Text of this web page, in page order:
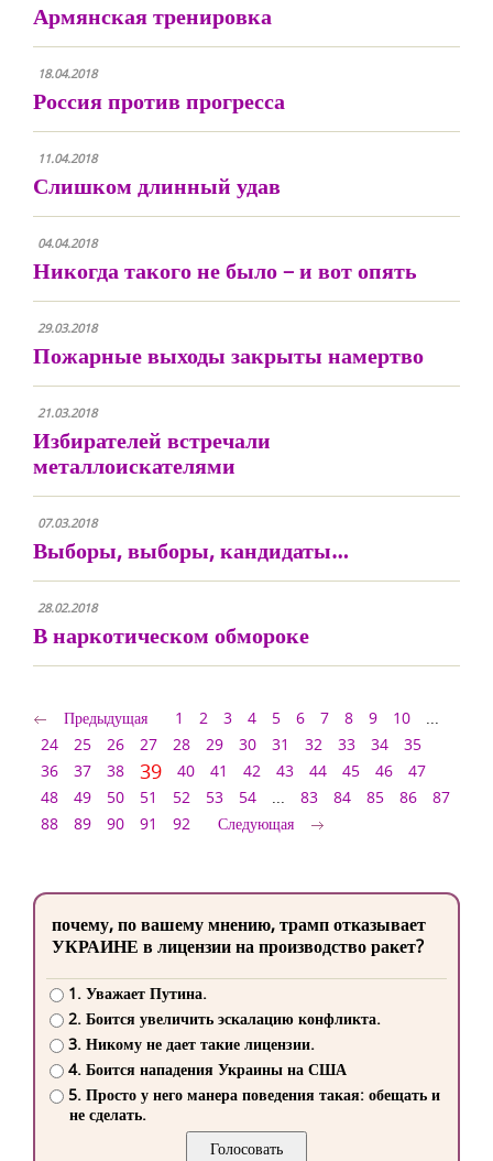
Армянская тренировка
18.04.2018
Россия против прогресса
11.04.2018
Слишком длинный удав
04.04.2018
Никогда такого не было – и вот опять
29.03.2018
Пожарные выходы закрыты намертво
21.03.2018
Избирателей встречали
металлоискателями
07.03.2018
Выборы, выборы, кандидаты…
28.02.2018
В наркотическом обмороке
Предыдущая 1 2 3 4 5 6 7 8 9 10
...
24
25 26 27 28 29 30 31 32 33 34
35
36
37 38 39 40 41 42 43 44 45 46
47
48
49 50 51 52 53 54 ... 83 84 85 86
87
88
89 90 91 92 Следующая
почему, по вашему мнению, трамп отказывает
УКРАИНЕ в лицензии на производство ракет?
1. Уважает Путина.
2. Боится увеличить эскалацию конфликта.
3. Никому не дает такие лицензии.
4. Боится нападения Украины на США
5. Просто у него манера поведения такая: обещать и
не сделать.